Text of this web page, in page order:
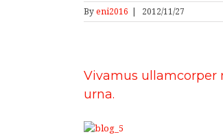
Byeni2016 | 2012/11/27
Vivamus ullamcorper
urna.